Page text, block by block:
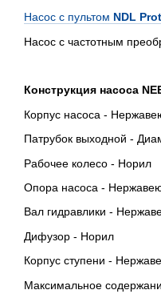
Насос с пультом NDL
Насос с частотным
Конструкция насоса
Корпус насоса -
Патрубок выходной -
Рабочее колесо - Норил
Опора насоса -
Вал гидравлики -
Дифузор - Норил
Корпус ступени -
Максимальное